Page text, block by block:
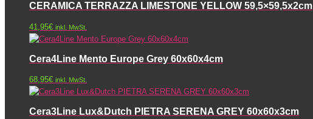
CERAMICA TERRAZZA LIMESTONE YELLOW 59,5×59,5x2cm
41,95€ inkl. MwSt.
Cera4Line Mento Europe Grey 60x60x4cm
68,95€ inkl. MwSt.
Cera3Line Lux&Dutch PIETRA SERENA GREY 60x60x3cm